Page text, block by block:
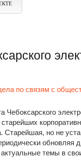
по связям с
Чебоксарского
Старейшая, но не
обновляя
темы в